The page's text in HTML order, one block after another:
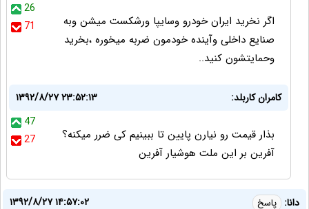
26
71
اگر نخرید ایران خودرو وسایپا ورشکست میشن وبه
صنایع داخلی وآینده خودمون ضربه میخوره ،بخرید
وحمایتشون کنید..
کامران کاربلد:
۱۳۹۲/۸/۲۷ ۲۳:۵۲:۱۳
47
27
بذار قیمت رو نیارن پایین تا ببینیم کی ضرر میکنه؟
آفرین بر این ملت هوشیار آفرین
دانا: پاسخ ۱۳۹۲/۸/۲۷ ۱۴:۵۷:۰۲